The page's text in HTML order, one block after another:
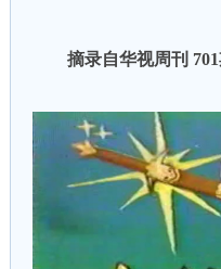
摘录自华视周刊